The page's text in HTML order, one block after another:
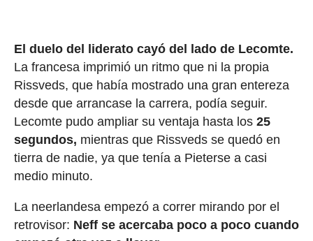
El duelo del liderato cayó del lado de Lecomte.
La francesa imprimió un ritmo que ni la propia
Rissveds, que había mostrado una gran entereza
desde que arrancase la carrera, podía seguir.
Lecomte pudo ampliar su ventaja hasta los 25
segundos, mientras que Rissveds se quedó en
tierra de nadie, ya que tenía a Pieterse a casi
medio minuto.
La neerlandesa empezó a correr mirando por el
retrovisor: Neff se acercaba poco a poco cuando